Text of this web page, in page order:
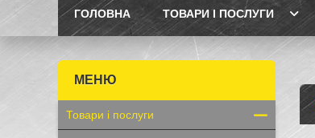
ГОЛОВНА ТОВАРИ І ПОСЛУГИ
Товари і послуги